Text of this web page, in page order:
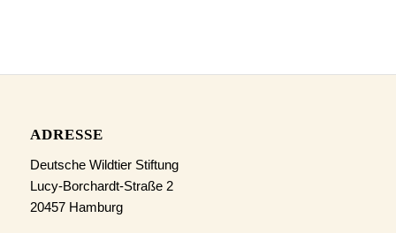
ADRESSE
Deutsche Wildtier Stiftung
Lucy-Borchardt-Straße 2
20457 Hamburg